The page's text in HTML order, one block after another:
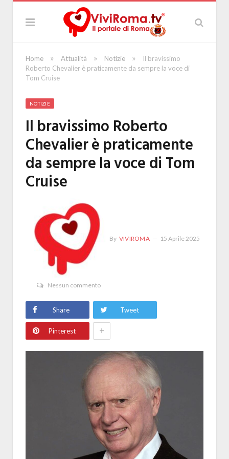
Home » Attualità » Notizie »
Il bravissimo
Roberto Chevalier è praticamente da sempre la voce di
Tom Cruise
NOTIZIE
Il bravissimo Roberto
Chevalier è praticamente
da sempre la voce di Tom
Cruise
By VIVIROMA 15 Aprile 2025
Nessun commento
Share Tweet
Pinterest +